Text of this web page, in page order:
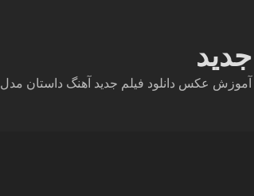
جدید
آموزش عکس دانلود فیلم جدید آهنگ داستان مدل 2025